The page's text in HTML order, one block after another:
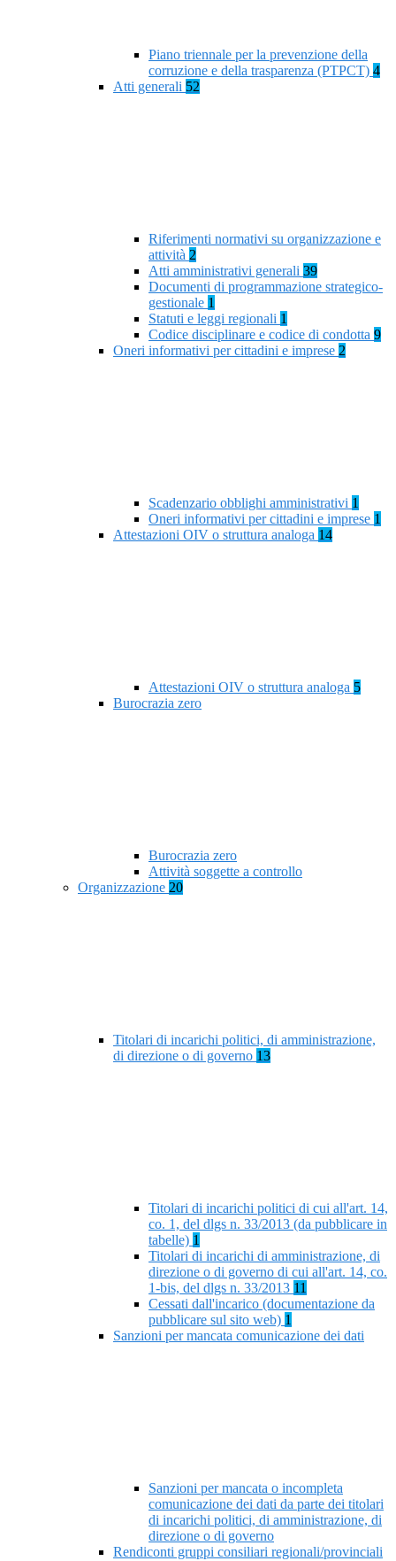
Piano triennale per la prevenzione della
corruzione e della trasparenza (PTPCT) 4
Atti generali 52
Riferimenti normativi su organizzazione e
attività 2
Atti amministrativi generali 39
Documenti di programmazione strategico-
gestionale 1
Statuti e leggi regionali 1
Codice disciplinare e codice di condotta 9
Oneri informativi per cittadini e imprese 2
Scadenzario obblighi amministrativi 1
Oneri informativi per cittadini e imprese 1
Attestazioni OIV o struttura analoga 14
Attestazioni OIV o struttura analoga 5
Burocrazia zero
Burocrazia zero
Attività soggette a controllo
Organizzazione 20
Titolari di incarichi politici, di amministrazione,
di direzione o di governo 13
Titolari di incarichi politici di cui all'art. 14,
co. 1, del dlgs n. 33/2013 (da pubblicare in
tabelle) 1
Titolari di incarichi di amministrazione, di
direzione o di governo di cui all'art. 14, co.
1-bis, del dlgs n. 33/2013 11
Cessati dall'incarico (documentazione da
pubblicare sul sito web) 1
Sanzioni per mancata comunicazione dei dati
Sanzioni per mancata o incompleta
comunicazione dei dati da parte dei titolari
di incarichi politici, di amministrazione, di
direzione o di governo
Rendiconti gruppi consiliari regionali/provinciali